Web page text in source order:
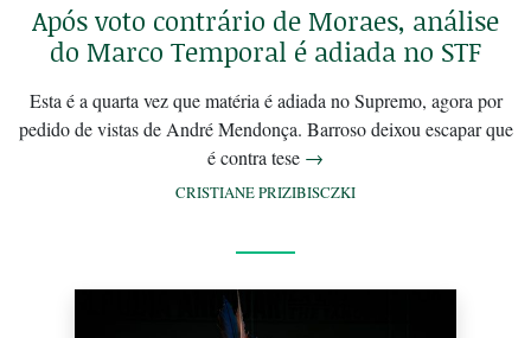
Após voto contrário de Moraes, análise
do Marco Temporal é adiada no STF
Esta é a quarta vez que matéria é adiada no Supremo, agora por
pedido de vistas de André Mendonça. Barroso deixou escapar que
é contra tese →
CRISTIANE PRIZIBISCZKI